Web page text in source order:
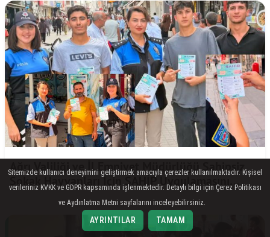
Ağrı Valiliği ve İl Emniyet Müdürlüğü Sahipsiz
Sokak Hayvanları İçin SAHİP Uygulamasını
Tanıttı
Sitemizde kullanıcı deneyimini geliştirmek amacıyla çerezler kullanılmaktadır. Kişisel
verileriniz KVKK ve GDPR kapsamında işlenmektedir. Detaylı bilgi için Çerez Politikası
ve Aydınlatma Metni sayfalarını inceleyebilirsiniz.
AYRINTILAR TAMAM